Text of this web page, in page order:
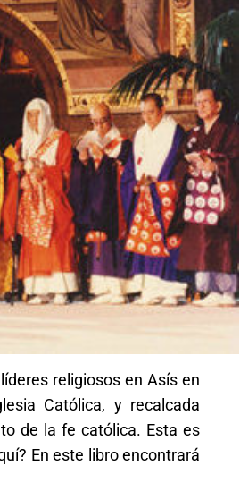
religiosos en Asís en
Católica, y recalcada
de la fe católica. Esta es
En este libro encontrará